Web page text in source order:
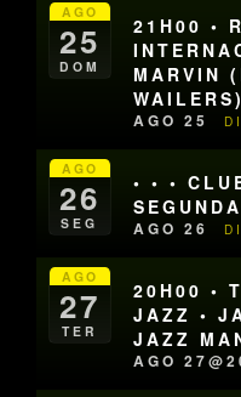
AGO
25
DOM
21H00 •
MARVIN
AGO 25
AGO
26
SEG
• • •
AGO 26
AGO
27
TER
20H00 •
JAZZ •
JAZZ
AGO